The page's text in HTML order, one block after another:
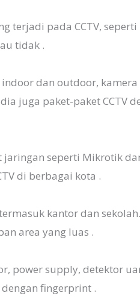
terjadi pada CCTV,
tidak .
dan outdoor, kamera
juga paket-paket CCTV
seperti Mikrotik
di berbagai kota .
kantor dan
area yang luas .
power supply, detektor
fingerprint .